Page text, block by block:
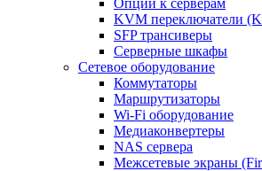
KVM переключатели
SFP трансиверы
Серверные шкафы
Сетевое оборудование
Коммутаторы
Маршрутизаторы
Wi-Fi оборудование
Медиаконвертеры
NAS сервера
Межсетевые экраны